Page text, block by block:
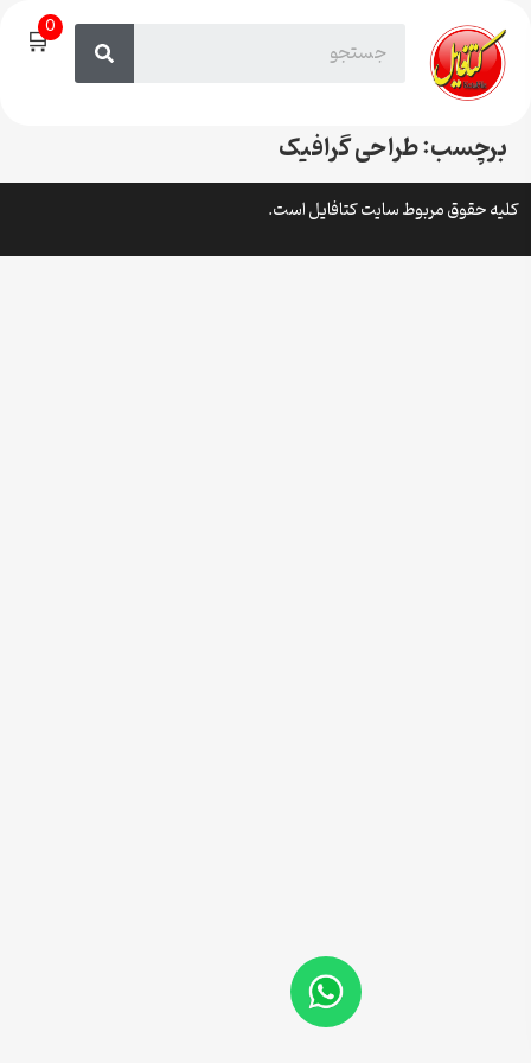
🛒0
برچسب:طراحی گرافیک
کلیه حقوق مربوط سایت کتافایل است.